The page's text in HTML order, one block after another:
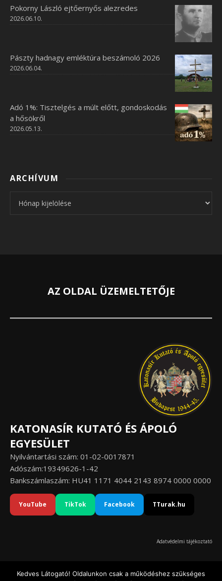
Pokorny László ejtőernyős alezredes
2026.06.10.
Pászty hadnagy emléktúra beszámoló 2026
2026.06.04.
Adó 1%: Tisztelgés a múlt előtt, gondoskodás
a hősökről
2026.05.13.
ARCHÍVUM
AZ OLDAL ÜZEMELTETŐJE
KATONASÍR KUTATÓ ÉS ÁPOLÓ
EGYESÜLET
Nyilvántartási szám: 01-02-0017871
Adószám:19349626-1-42
Bankszámlaszám: HU41 1171 4044 2143 8974 0000 0000
YouTube TikTok Facebook TTurak.hu
Adatvédelmi tájékoztató
Kedves Látogató! Oldalunkon csak a működéshez szükséges